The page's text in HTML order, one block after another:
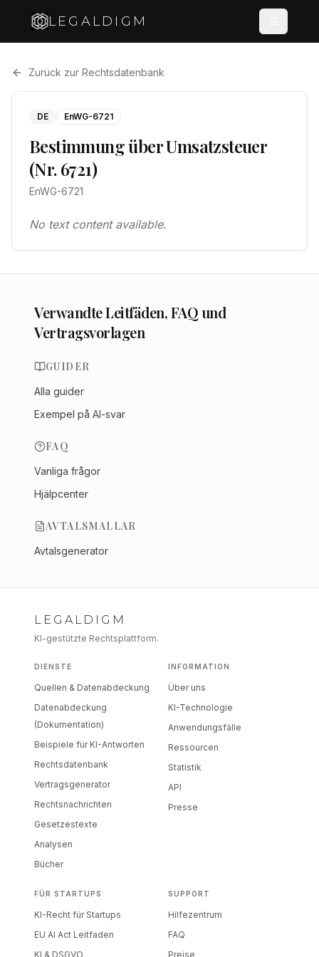
LEGALDIGM
Zurück zur Rechtsdatenbank
DE EnWG-6721
Bestimmung über Umsatzsteuer
(Nr. 6721)
EnWG-6721
No text content available.
Verwandte Leitfäden, FAQ und
Vertragsvorlagen
GUIDER
Alla guider
Exempel på AI-svar
FAQ
Vanliga frågor
Hjälpcenter
AVTALSMALLAR
Avtalsgenerator
LEGALDIGM
KI-gestützte Rechtsplattform.
DIENSTE
Quellen & Datenabdeckung
Datenabdeckung
(Dokumentation)
Beispiele für KI-Antworten
Rechtsdatenbank
Vertragsgenerator
Rechtsnachrichten
Gesetzestexte
Analysen
Bücher
INFORMATION
Über uns
KI-Technologie
Anwendungsfälle
Ressourcen
Statistik
API
Presse
FÜR STARTUPS
KI-Recht für Startups
EU AI Act Leitfaden
KI & DSGVO
SUPPORT
Hilfezentrum
FAQ
Preise